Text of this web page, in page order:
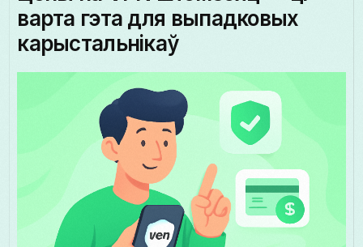
варта гэта для выпадковых
карыстальнікаў